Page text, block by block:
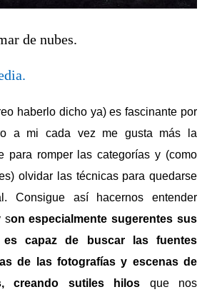
de nubes.
haberlo dicho ya) es fascinante por
a mi cada vez me gusta más la
para romper las categorías y (como
olvidar las técnicas para quedarse
Consigue así hacernos entender
son especialmente sugerentes sus
capaz de buscar las fuentes
de las fotografías y escenas de
creando sutiles hilos que nos